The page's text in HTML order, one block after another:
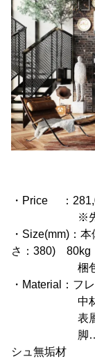
・Price ：
※先着50名
・Size(mm)：
さ：380) 80kg
梱包状態…
・Material：フ
中材…ウレ
表層…合
脚…スチー
シュ無垢材